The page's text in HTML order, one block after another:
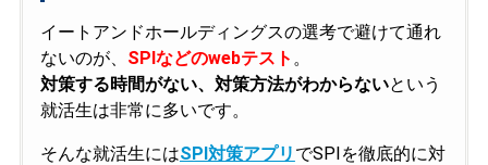
イートアンドホールディングスの選考で避けて通れ
ないのが、 SPIなどのwebテスト 。
対策する時間がない、対策方法がわからないという
就活生は非常に多いです。
そんな就活生にはSPI対策アプリ でSPIを徹底的に対